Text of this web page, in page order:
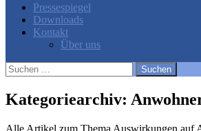
Pressespiegel
Downloads
Kontakt
Über uns
Suchen
nach:
Kategoriearchiv:
Alle Artikel zum Thema Auswirkungen auf